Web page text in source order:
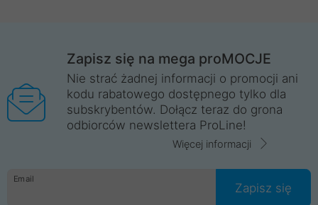
Zapisz się na mega proMOCJE
Nie strać żadnej informacji o promocji ani
kodu rabatowego dostępnego tylko dla
subskrybentów. Dołącz teraz do grona
odbiorców newslettera ProLine!
Więcej informacji
Email
Zapisz się